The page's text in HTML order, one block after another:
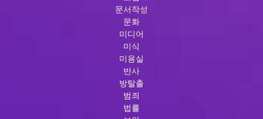
문서작성
문화
미디어
미식
미용실
반사
방탈출
범죄
법률